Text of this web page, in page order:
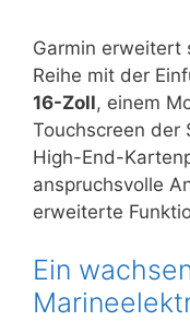
Garmin erweitert
Reihe mit der
16-Zoll, einem
Touchscreen der
High-End-
anspruchsvolle
erweiterte
Ein